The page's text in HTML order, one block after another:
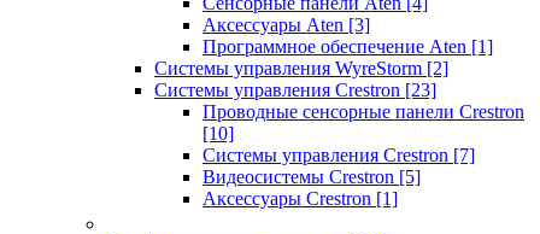
Аксессуары Aten [3]
Программное обеспечение Aten [1]
Системы управления WyreStorm [2]
Системы управления Crestron [23]
Проводные сенсорные панели Crestron
[10]
Системы управления Crestron [7]
Видеосистемы Crestron [5]
Аксессуары Crestron [1]